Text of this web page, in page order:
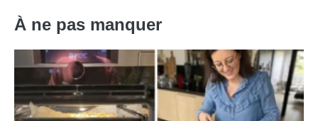
À ne pas manquer